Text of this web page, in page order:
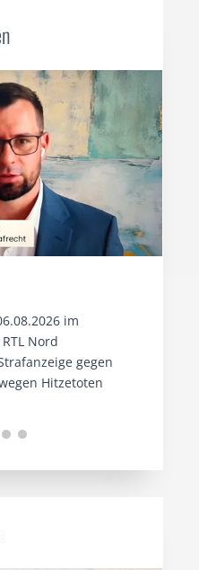
im
Nord
gegen
Hitzetoten